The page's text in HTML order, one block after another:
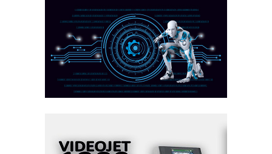
Razvoj asortimanskog pravca MINI-
PLC AKYTEC
AUKOM: Svetski standard metrologije
dostupan u Srbiji
MOTOMAN – NEXT-Robotika vođena
veštačkom inteligencijom
I.SAFE MOBILE revolucioniše
Fleksibilno stezanje i brzo
podešavanje u proizvodnji prototipova